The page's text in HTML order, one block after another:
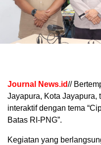
Journal News.id//
Jayapura, Kota
interaktif dengan tema
Batas RI-PNG”.
Kegiatan yang